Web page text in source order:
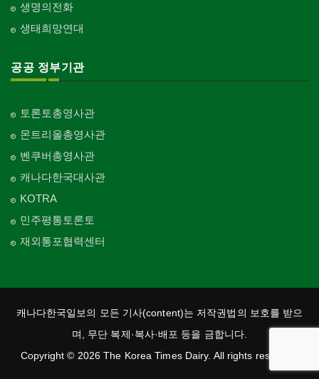
생명의전화
생태희망연대
공공 정부기관
토론토총영사관
몬트리올총영사관
벤쿠버총영사관
캐나다한국대사관
KOTRA
민주평통토론토
재외통포협력센터
캐나다한국일보의 모든 기사(content)는 저작권법의 보호를 받으
며, 무단 복제·복사·배포 등을 금합니다.
Copyright © 2026 The Korea Times Dairy. All rights reserved.